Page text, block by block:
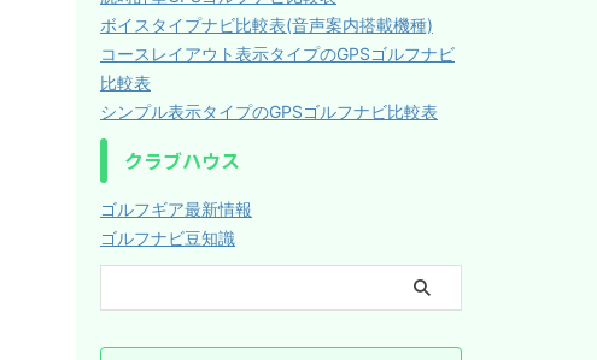
ボイスタイプナビ比較表(音声案内搭載機種)
コースレイアウト表示タイプのGPSゴルフナビ
比較表
シンプル表示タイプのGPSゴルフナビ比較表
クラブハウス
ゴルフギア最新情報
ゴルフナビ豆知識